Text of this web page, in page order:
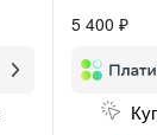
5 400 ₽